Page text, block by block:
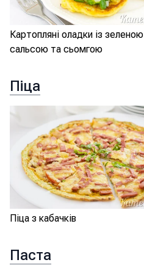
Картопляні оладки із зеленою
сальсою та сьомгою
Піца
Піца з кабачків
Паста